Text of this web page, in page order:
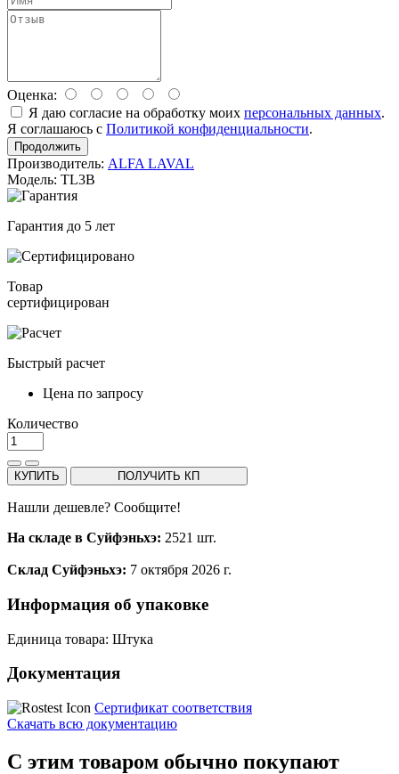
Оценка:
Я даю согласие на обработку моих персональных данных.
Я соглашаюсь с Политикой конфиденциальности.
Продолжить
Производитель: ALFA LAVAL
Модель: TL3B
Гарантия до 5 лет
Товар
сертифицирован
Быстрый расчет
Цена по запросу
Количество
КУПИТЬ ПОЛУЧИТЬ КП
Нашли дешевле? Сообщите!
На складе в Суйфэньхэ: 2521 шт.
Склад Суйфэньхэ: 7 октября 2026 г.
Информация об упаковке
Единица товара: Штука
Документация
Сертификат соответствия
Скачать всю документацию
С этим товаром обычно покупают